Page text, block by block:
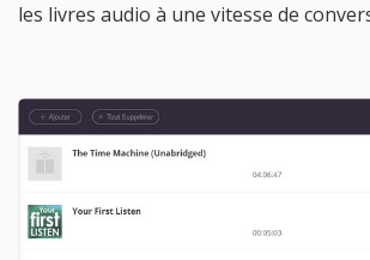
les livres audio à une vitesse de